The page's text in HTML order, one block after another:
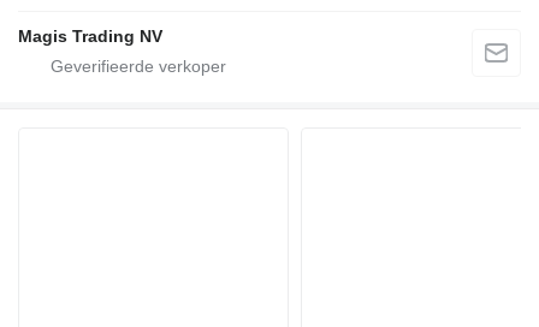
Magis Trading NV